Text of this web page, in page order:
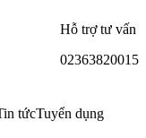
Hỗ trợ tư vấn
02363820015
tứcTuyển dụng